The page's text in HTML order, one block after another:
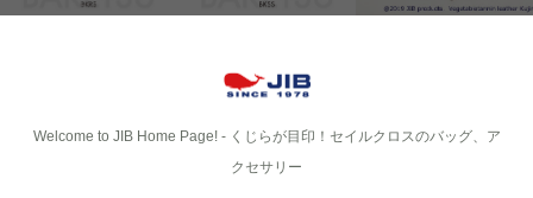
Welcome to JIB Home Page! ‐ くじらが目印！セイルクロスのバッグ、ア
クセサリー